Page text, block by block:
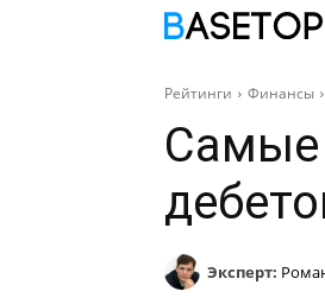
Рейтинги Финансы
Самые
Эксперт: